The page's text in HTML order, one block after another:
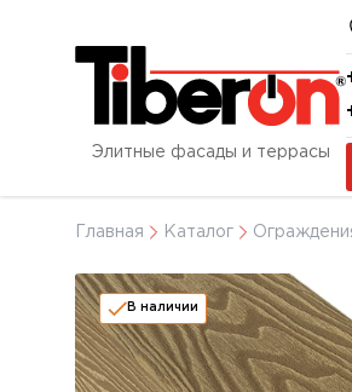
Элитные фасады и террасы
Главная Каталог
В наличии